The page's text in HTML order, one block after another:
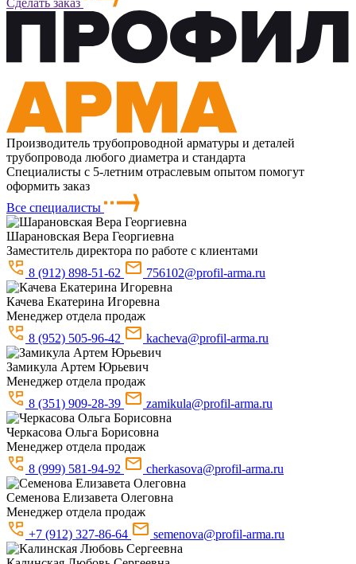
Производитель трубопроводной арматуры и деталей
трубопровода любого диаметра и стандарта
Специалисты с 5-летним отраслевым опытом помогут
оформить заказ
Все специалисты
Шарановская Вера Георгиевна
Заместитель директора по работе с клиентами
8 (912) 898-51-62
756102@profil-arma.ru
Качева Екатерина Игоревна
Менеджер отдела продаж
8 (952) 505-96-42
kacheva@profil-arma.ru
Замикула Артем Юрьевич
Менеджер отдела продаж
8 (351) 909-28-39
zamikula@profil-arma.ru
Черкасова Ольга Борисовна
Менеджер отдела продаж
8 (999) 581-94-92
cherkasova@profil-arma.ru
Семенова Елизавета Олеговна
Менеджер отдела продаж
+7 (912) 327-86-64
semenova@profil-arma.ru